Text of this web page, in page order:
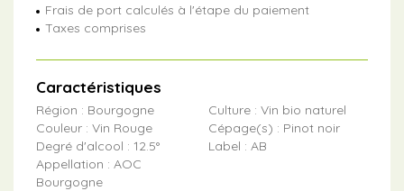
Crays
Frais de port calculés à l'étape du paiement
Taxes comprises
Caractéristiques
Région : Bourgogne
Couleur : Vin Rouge
Degré d'alcool : 12.5°
Appellation : AOC
Bourgogne
Culture : Vin bio naturel
Cépage(s) : Pinot noir
Label : AB